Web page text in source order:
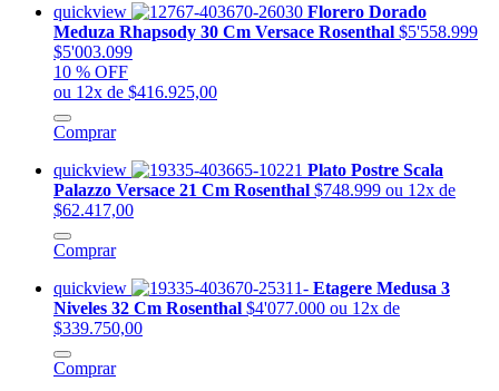
quickview
Florero Dorado
Meduza Rhapsody 30 Cm Versace Rosenthal $5'558.999
$5'003.099
10 % OFF
ou 12x de $416.925,00
Comprar
quickview
Plato Postre Scala
Palazzo Versace 21 Cm Rosenthal $748.999 ou 12x de
$62.417,00
Comprar
quickview
Etagere Medusa 3
Niveles 32 Cm Rosenthal $4'077.000 ou 12x de
$339.750,00
Comprar